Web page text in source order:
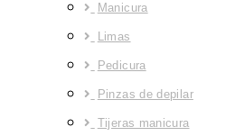
Manicura
Limas
Pedicura
Pinzas de depilar
Tijeras manicura